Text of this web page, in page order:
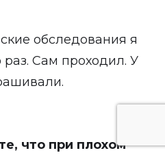
обследования я
раз. Сам проходил. У
что при плохом